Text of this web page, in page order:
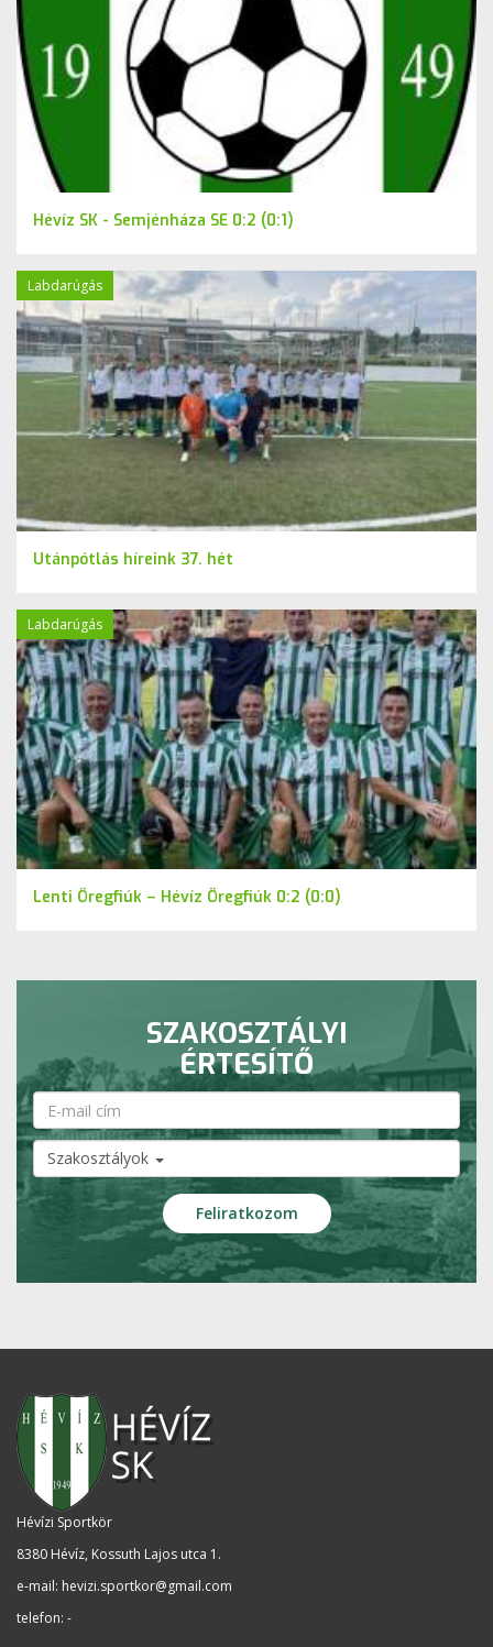
Hévíz SK - Semjénháza SE 0:2 (0:1)
Labdarúgás
Utánpótlás híreink 37. hét
Labdarúgás
Lenti Öregfiúk – Hévíz Öregfiúk 0:2 (0:0)
SZAKOSZTÁLYI
ÉRTESÍTŐ
Szakosztályok
Hévízi Sportkör
8380 Hévíz, Kossuth Lajos utca 1 .
e-mail: hevizi.sportkor@gmail.com
telefon: -